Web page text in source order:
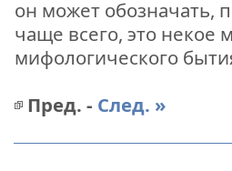
он может обозначать,
чаще всего, это некое
мифологического
Пред. - След. »